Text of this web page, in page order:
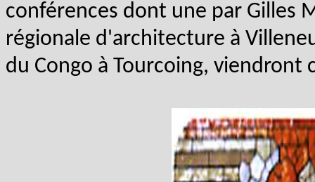
conférences dont une par Gilles
régionale d'architecture à
du Congo à Tourcoing,